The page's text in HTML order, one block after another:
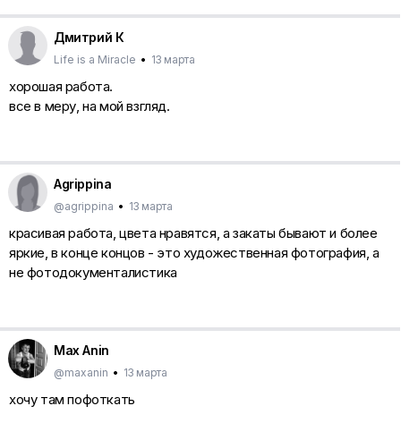
Дмитрий К
Life is a Miracle • 13 марта
хорошая работа.
все в меру, на мой взгляд.
Agrippina
@agrippina • 13 марта
красивая работа, цвета нравятся, а закаты бывают и более
яркие, в конце концов - это художественная фотография, а
не фотодокументалистика
Max Anin
@maxanin • 13 марта
хочу там пофоткать